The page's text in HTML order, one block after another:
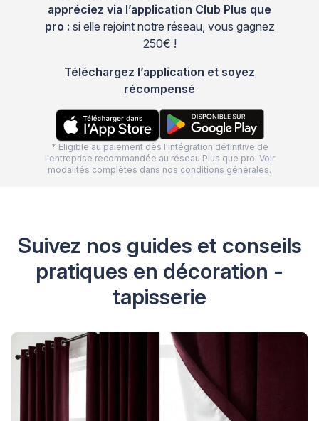
appréciez via l’application Club Plus que
pro : si elle rejoint notre réseau, vous gagnez
250€ !
Téléchargez l’application et soyez
récompensé
* Eligible au paiement dès l'intégration définitive de
l'entreprise recommandée au réseau Plus que pro. Voir
modalités complètes dans nos conditions générales.
Suivez nos guides et conseils
pratiques en décoration -
tapisserie